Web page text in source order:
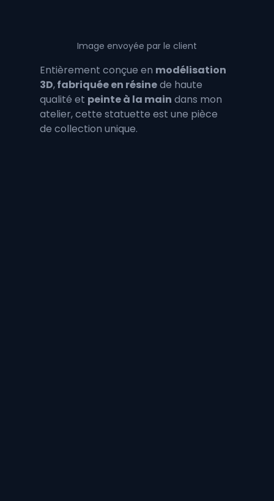
Image envoyée par le client
Entièrement conçue en modélisation
3D, fabriquée en résine de haute
qualité et peinte à la main dans mon
atelier, cette statuette est une pièce
de collection unique.